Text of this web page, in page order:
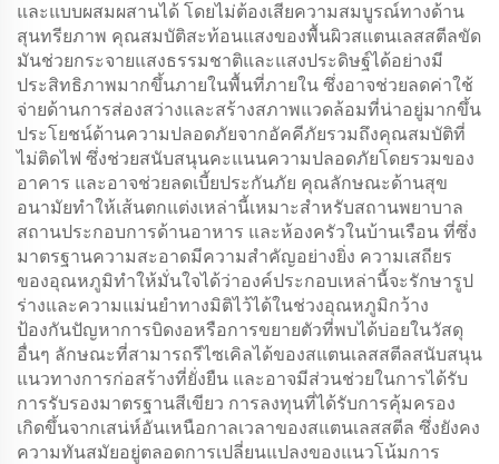
และแบบผสมผสานได้ โดยไม่ต้องเสียความสมบูรณ์ทางด้าน
สุนทรียภาพ คุณสมบัติสะท้อนแสงของพื้นผิวสแตนเลสสตีลขัด
มันช่วยกระจายแสงธรรมชาติและแสงประดิษฐ์ได้อย่างมี
ประสิทธิภาพมากขึ้นภายในพื้นที่ภายใน ซึ่งอาจช่วยลดค่าใช้
จ่ายด้านการส่องสว่างและสร้างสภาพแวดล้อมที่น่าอยู่มากขึ้น
ประโยชน์ด้านความปลอดภัยจากอัคคีภัยรวมถึงคุณสมบัติที่
ไม่ติดไฟ ซึ่งช่วยสนับสนุนคะแนนความปลอดภัยโดยรวมของ
อาคาร และอาจช่วยลดเบี้ยประกันภัย คุณลักษณะด้านสุข
อนามัยทำให้เส้นตกแต่งเหล่านี้เหมาะสำหรับสถานพยาบาล
สถานประกอบการด้านอาหาร และห้องครัวในบ้านเรือน ที่ซึ่ง
มาตรฐานความสะอาดมีความสำคัญอย่างยิ่ง ความเสถียร
ของอุณหภูมิทำให้มั่นใจได้ว่าองค์ประกอบเหล่านี้จะรักษารูป
ร่างและความแม่นยำทางมิติไว้ได้ในช่วงอุณหภูมิกว้าง
ป้องกันปัญหาการบิดงอหรือการขยายตัวที่พบได้บ่อยในวัสดุ
อื่นๆ ลักษณะที่สามารถรีไซเคิลได้ของสแตนเลสสตีลสนับสนุน
แนวทางการก่อสร้างที่ยั่งยืน และอาจมีส่วนช่วยในการได้รับ
การรับรองมาตรฐานสีเขียว การลงทุนที่ได้รับการคุ้มครอง
เกิดขึ้นจากเสน่ห์อันเหนือกาลเวลาของสแตนเลสสตีล ซึ่งยังคง
ความทันสมัยอยู่ตลอดการเปลี่ยนแปลงของแนวโน้มการ